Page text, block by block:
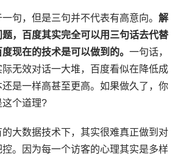
句，但是三句并不代表有高意向。解
，百度其实完全可以用三句话去代替
现在的技术是可以做到的。一句话，
无效对话一大堆，百度看似在降低成
是一样高甚至更高。如果做久了，你
这个道理?
大数据技术下，其实很难真正做到对
。因为每一个访客的心理其实是多样